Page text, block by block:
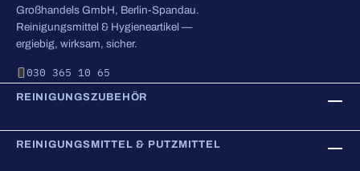
Großhandels GmbH, Berlin-Spandau.
Reinigungsmittel & Hygieneartikel —
ergiebig, wirksam, sicher.
030 365 10 65
REINIGUNGSZUBEHÖR
REINIGUNGSMITTEL & PUTZMITTEL